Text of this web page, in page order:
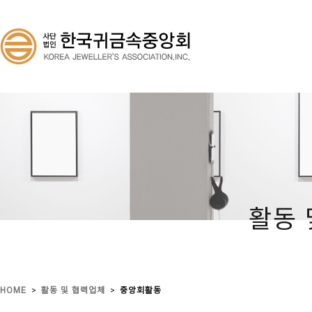
활동
HOME > 활동 및 협력업체 > 중앙회활동